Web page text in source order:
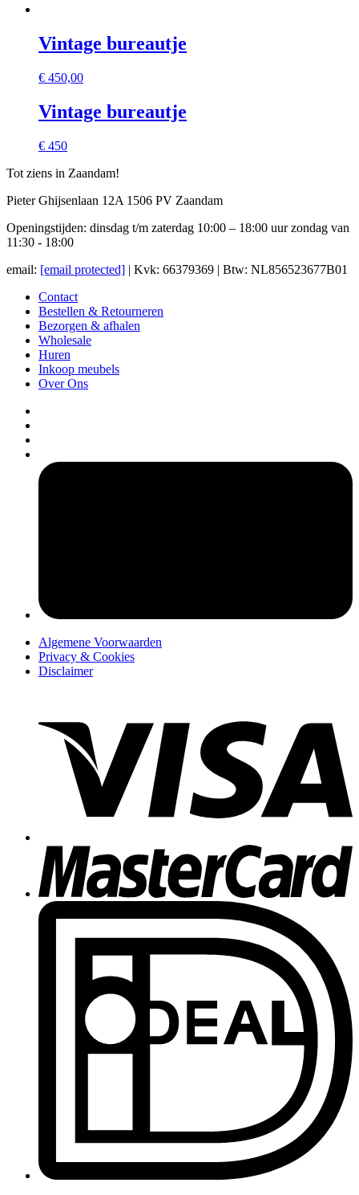
Vintage bureautje
€ 450,00
Vintage bureautje
€ 450
Tot ziens in Zaandam!
Pieter Ghijsenlaan 12A 1506 PV Zaandam
Openingstijden: dinsdag t/m zaterdag 10:00 – 18:00 uur zondag van
11:30 - 18:00
email: [email protected] | Kvk: 66379369 | Btw: NL856523677B01
Contact
Bestellen & Retourneren
Bezorgen & afhalen
Wholesale
Huren
Inkoop meubels
Over Ons
Algemene Voorwaarden
Privacy & Cookies
Disclaimer